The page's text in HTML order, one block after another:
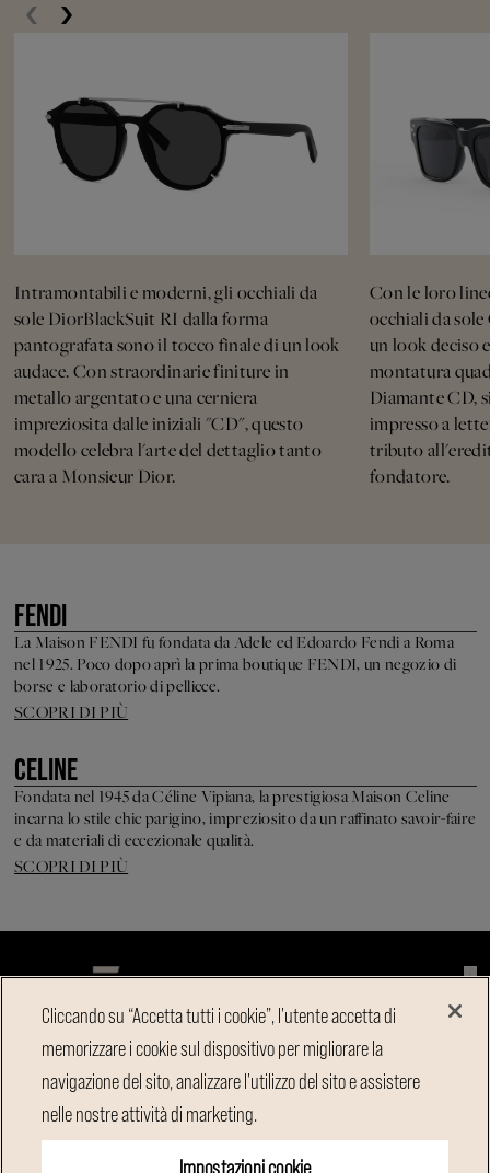
Intramontabili e moderni, gli occhiali da
sole DiorBlackSuit RI dalla forma
pantografata sono il tocco finale di un look
audace. Con straordinarie finiture in
metallo argentato e una cerniera
impreziosita dalle iniziali "CD", questo
modello celebra l'arte del dettaglio tanto
cara a Monsieur Dior.
Con le loro
occhiali da
un look deciso
montatura
Diamante CD,
impresso a
tributo
fondatore.
FENDI
La Maison FENDI fu fondata da Adele ed Edoardo Fendi a Roma
nel 1925. Poco dopo aprì la prima boutique FENDI, un negozio di
borse e laboratorio di pellicce.
SCOPRI DI PIÙ
CELINE
Fondata nel 1945 da Céline Vipiana, la prestigiosa Maison Celine
incarna lo stile chic parigino, impreziosito da un raffinato savoir-faire
e da materiali di eccezionale qualità.
SCOPRI DI PIÙ
CONTATTACI
MYTHÉLIOS
INFORMATIVA SULLA PRIVACY
DICHIARAZIONE DI CONFORMITÀ
Cliccando su “Accetta tutti i cookie”, l'utente accetta di
memorizzare i cookie sul dispositivo per migliorare la
navigazione del sito, analizzare l'utilizzo del sito e assistere
nelle nostre attività di marketing.
Impostazioni cookie